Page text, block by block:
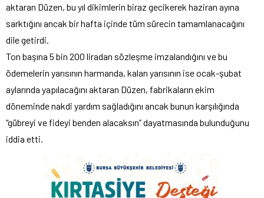
aktaran Düzen, bu yıl dikimlerin biraz gecikerek haziran ayına
sarktığını ancak bir hafta içinde tüm sürecin tamamlanacağını
dile getirdi.
Ton başına 5 bin 200 liradan sözleşme imzalandığını ve bu
ödemelerin yarısının harmanda, kalan yarısının ise ocak-şubat
aylarında yapılacağını aktaran Düzen, fabrikaların ekim
döneminde nakdi yardım sağladığını ancak bunun karşılığında
“gübreyi ve fideyi benden alacaksın” dayatmasında bulunduğunu
iddia etti.